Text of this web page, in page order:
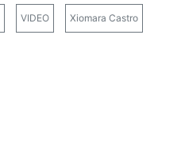
VIDEO Xiomara Castro